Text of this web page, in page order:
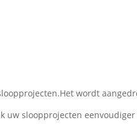
wordt
uw sloopprojecten